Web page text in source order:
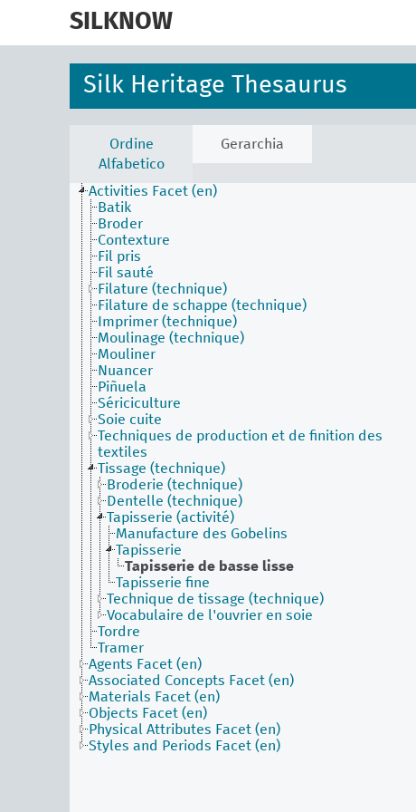
SILKNOW
Silk Heritage Thesaurus
Ordine
Alfabetico
Gerarchia
Activities Facet (en)
Batik
Broder
Contexture
Fil pris
Fil sauté
Filature (technique)
Filature de schappe (technique)
Imprimer (technique)
Moulinage (technique)
Mouliner
Nuancer
Piñuela
Sériciculture
Soie cuite
Techniques de production et de finition des
textiles
Tissage (technique)
Broderie (technique)
Dentelle (technique)
Tapisserie (activité)
Manufacture des Gobelins
Tapisserie
Tapisserie de basse lisse
Tapisserie fine
Technique de tissage (technique)
Vocabulaire de l'ouvrier en soie
Tordre
Tramer
Agents Facet (en)
Associated Concepts Facet (en)
Materials Facet (en)
Objects Facet (en)
Physical Attributes Facet (en)
Styles and Periods Facet (en)